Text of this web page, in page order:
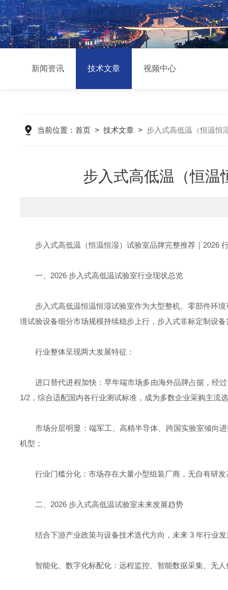
新闻资讯 技术文章 视频中心
当前位置： 首页 > 技术文章 > 步入式高低温（恒温恒
步入式高低温（恒温
步入式高低温（恒温恒湿）试验室品牌完整推荐｜2026
一、2026 步入式高低温试验室行业现状总览
步入式高低温恒温恒湿试验室作为大型整机、零部件环
境试验设备细分市场规模持续稳步上行，步入式非标定制设
行业整体呈现两大发展特征：
进口替代进程加快：早年端市场多由海外品牌占据，经
1/2，综合适配国内各行业测试标准，成为多数企业采购主流
市场分层明显：端军工、高精半导体、跨国实验室倾向
机型；
行业门槛分化：市场存在大量小型组装厂商，无自有研
二、2026 步入式高低温试验室未来发展趋势
结合下游产业政策与设备技术迭代方向，未来 3 年行业
智能化、数字化标配化：远程监控、智能数据采集、无